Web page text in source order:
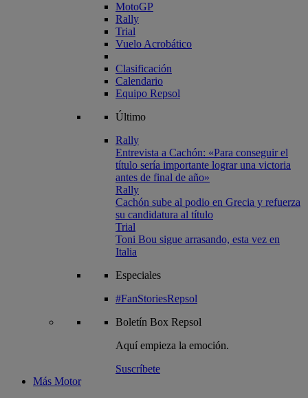
MotoGP
Rally
Trial
Vuelo Acrobático
Clasificación
Calendario
Equipo Repsol
Último
Rally
Entrevista a Cachón: «Para conseguir el
título sería importante lograr una victoria
antes de final de año»
Rally
Cachón sube al podio en Grecia y refuerza
su candidatura al título
Trial
Toni Bou sigue arrasando, esta vez en
Italia
Especiales
#FanStoriesRepsol
Boletín Box Repsol
Aquí empieza la emoción.
Suscríbete
Más Motor